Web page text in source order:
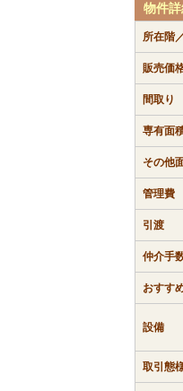
物件
所在階
販売価
間取り
専有面
その他
管理費
引渡
仲介手
おすす
設備
取引態